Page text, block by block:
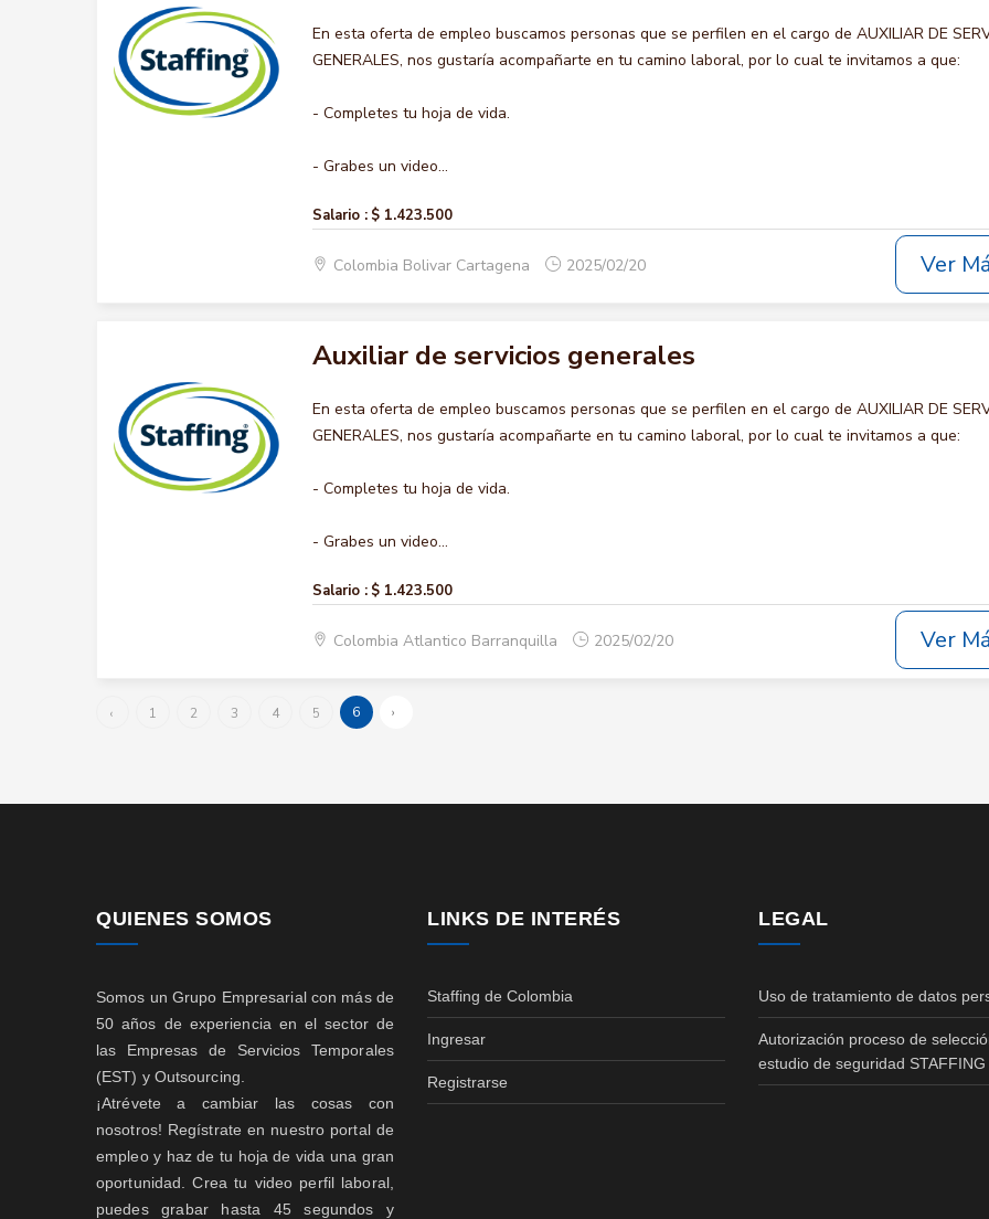
En esta oferta de empleo buscamos personas que se perfilen en el cargo de AUXILIAR DE
GENERALES, nos gustaría acompañarte en tu camino laboral, por lo cual te invitamos a que:
- Completes tu hoja de vida.
- Grabes un video...
Salario : $ 1.423.500
Colombia Bolivar Cartagena 2025/02/20 Ver
Auxiliar de servicios generales
En esta oferta de empleo buscamos personas que se perfilen en el cargo de AUXILIAR DE
GENERALES, nos gustaría acompañarte en tu camino laboral, por lo cual te invitamos a que:
- Completes tu hoja de vida.
- Grabes un video...
Salario : $ 1.423.500
Colombia Atlantico Barranquilla 2025/02/20 Ver
‹ 1 2 3 4 5 6 ›
QUIENES SOMOS
Somos un Grupo Empresarial con más de
50 años de experiencia en el sector de
las Empresas de Servicios Temporales
(EST) y Outsourcing.
¡Atrévete a cambiar las cosas con
nosotros! Regístrate en nuestro portal de
empleo y haz de tu hoja de vida una gran
oportunidad. Crea tu video perfil laboral,
puedes grabar hasta 45 segundos y
LINKS DE INTERÉS
Staffing de Colombia
Ingresar
Registrarse
LEGAL
Uso de tratamiento de datos
Autorización proceso de
estudio de seguridad STAFFING